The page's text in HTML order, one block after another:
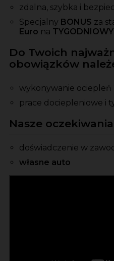
zdalna, szybka i
Specjalny BONUS za
Euro na
Do Twoich
obowiązków
wykonywanie ociepleń
prace dociepleniowe i
Nasze
doświadczenie w
własne auto